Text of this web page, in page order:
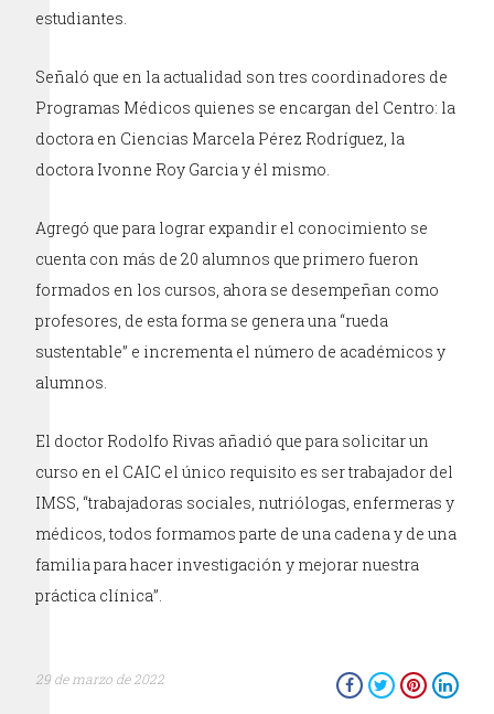
estudiantes.
Señaló que en la actualidad son tres coordinadores de
Programas Médicos quienes se encargan del Centro: la
doctora en Ciencias Marcela Pérez Rodríguez, la
doctora Ivonne Roy Garcia y él mismo.
Agregó que para lograr expandir el conocimiento se
cuenta con más de 20 alumnos que primero fueron
formados en los cursos, ahora se desempeñan como
profesores, de esta forma se genera una “rueda
sustentable” e incrementa el número de académicos y
alumnos.
El doctor Rodolfo Rivas añadió que para solicitar un
curso en el CAIC el único requisito es ser trabajador del
IMSS, “trabajadoras sociales, nutriólogas, enfermeras y
médicos, todos formamos parte de una cadena y de una
familia para hacer investigación y mejorar nuestra
práctica clínica”.
29 de marzo de 2022